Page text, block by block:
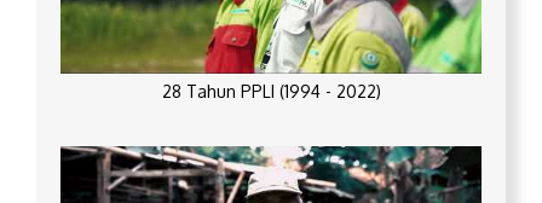
28 Tahun PPLI (1994 - 2022)